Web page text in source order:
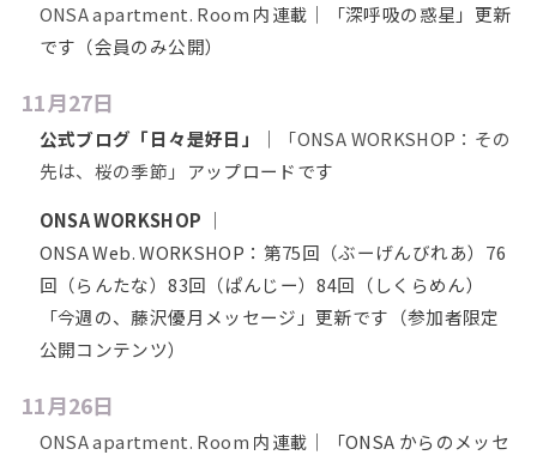
ONSA apartment. Room 内連載｜「深呼吸の惑星」更新
です（会員のみ公開）
11月27日
公式ブログ「日々是好日」 ｜
「ONSA WORKSHOP：その
先は、桜の季節」
アップロードです
ONSA WORKSHOP ｜
ONSA Web. WORKSHOP：第75回（ぶーげんびれあ）76
回（らんたな）83回（ぱんじー）84回（しくらめん）
「今週の、藤沢優月メッセージ」更新です（参加者限定
公開コンテンツ）
11月26日
ONSA apartment. Room 内連載｜「ONSA からのメッセ